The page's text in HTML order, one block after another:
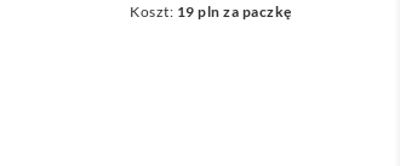
Koszt: 19 pln za paczkę